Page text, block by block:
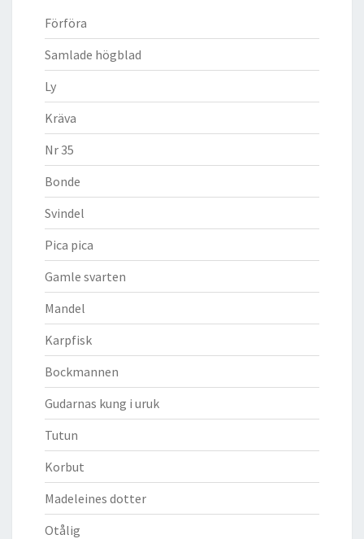
Förföra
Samlade högblad
Ly
Kräva
Nr 35
Bonde
Svindel
Pica pica
Gamle svarten
Mandel
Karpfisk
Bockmannen
Gudarnas kung i uruk
Tutun
Korbut
Madeleines dotter
Otålig